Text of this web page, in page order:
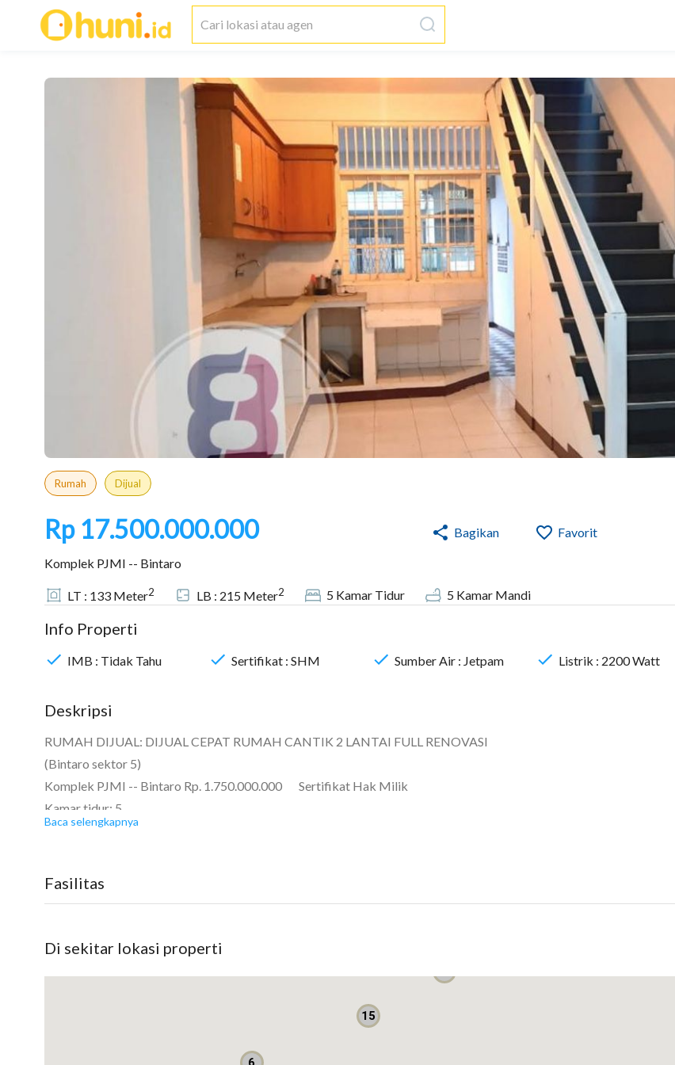
Rumah Dijual
Rp 17.500.000.000 Bagikan Favorit
Komplek PJMI -- Bintaro
LT : 133 Meter2 LB : 215 Meter2 5 Kamar Tidur 5 Kamar Mandi
Info Properti
IMB : Tidak Tahu Sertifikat : SHM Sumber Air : Jetpam Listrik : 2200Watt
Deskripsi
RUMAH DIJUAL: DIJUAL CEPAT RUMAH CANTIK 2 LANTAI FULL RENOVASI
(Bintaro sektor 5)
Komplek PJMI -- Bintaro Rp. 1.750.000.000 Sertifikat Hak Milik
Kamar tidur: 5
Kamar mandi: 5
*DIJUAL CEPAT RUMAH CANTIK 2 LANTAI FULL RENOVASI SIAP HUNI DI LOKASI STRATEGIS PJMI BINTARO
Baca selengkapnya
Fasilitas
Di sekitar lokasi properti
15